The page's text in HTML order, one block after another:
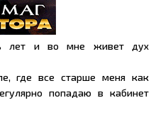
лет и во мне живет дух
где все старше меня как
попадаю в кабинет